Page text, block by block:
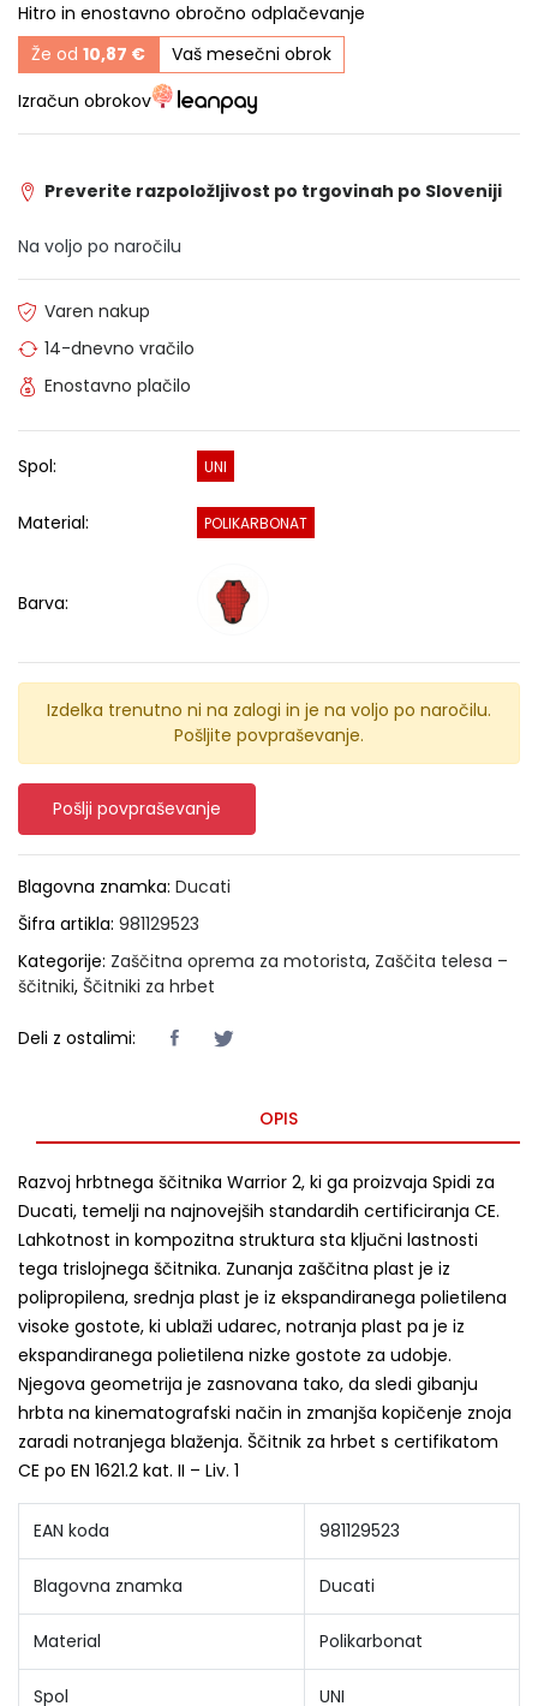
Hitro in enostavno obročno odplačevanje
Že od 10,87 €
Vaš mesečni obrok
Izračun obrokov
Preverite razpoložljivost po trgovinah po Sloveniji
Na voljo po naročilu
Varen nakup
14-dnevno vračilo
Enostavno plačilo
Spol: UNI
Material: POLIKARBONAT
Barva:
Izdelka trenutno ni na zalogi in je na voljo po naročilu.
Pošljite povpraševanje.
Pošlji povpraševanje
Blagovna znamka: Ducati
Šifra artikla: 981129523
Kategorije: Zaščitna oprema za motorista, Zaščita telesa –
ščitniki, Ščitniki za hrbet
Deli z ostalimi:
OPIS
Razvoj hrbtnega ščitnika Warrior 2, ki ga proizvaja Spidi za
Ducati, temelji na najnovejših standardih certificiranja CE.
Lahkotnost in kompozitna struktura sta ključni lastnosti
tega trislojnega ščitnika. Zunanja zaščitna plast je iz
polipropilena, srednja plast je iz ekspandiranega polietilena
visoke gostote, ki ublaži udarec, notranja plast pa je iz
ekspandiranega polietilena nizke gostote za udobje.
Njegova geometrija je zasnovana tako, da sledi gibanju
hrbta na kinematografski način in zmanjša kopičenje znoja
zaradi notranjega blaženja. Ščitnik za hrbet s certifikatom
CE po EN 1621.2 kat. II – Liv. 1
EAN koda 981129523
Blagovna znamka Ducati
Material Polikarbonat
Spol UNI